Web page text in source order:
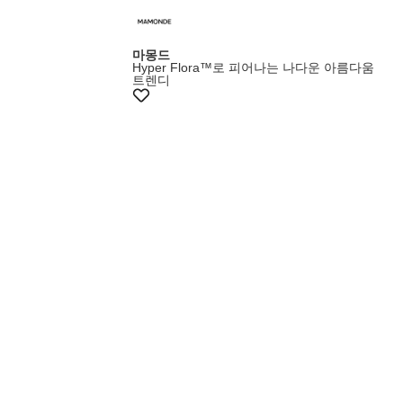
마몽드
Hyper Flora™로 피어나는 나다운 아름다움
트렌디